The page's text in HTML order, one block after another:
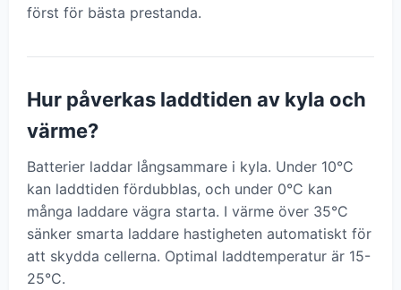
först för bästa prestanda.
Hur påverkas laddtiden av kyla och
värme?
Batterier laddar långsammare i kyla. Under 10°C
kan laddtiden fördubblas, och under 0°C kan
många laddare vägra starta. I värme över 35°C
sänker smarta laddare hastigheten automatiskt för
att skydda cellerna. Optimal laddtemperatur är 15-
25°C.